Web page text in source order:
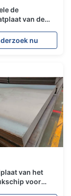
de
van de
A345A Q345B
nu
van het
voor